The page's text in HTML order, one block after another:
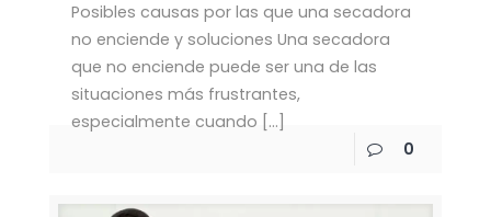
Posibles causas por las que una secadora
no enciende y soluciones Una secadora
que no enciende puede ser una de las
situaciones más frustrantes,
especialmente cuando […]
0